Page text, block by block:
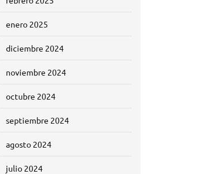
enero 2025
diciembre 2024
noviembre 2024
octubre 2024
septiembre 2024
agosto 2024
julio 2024